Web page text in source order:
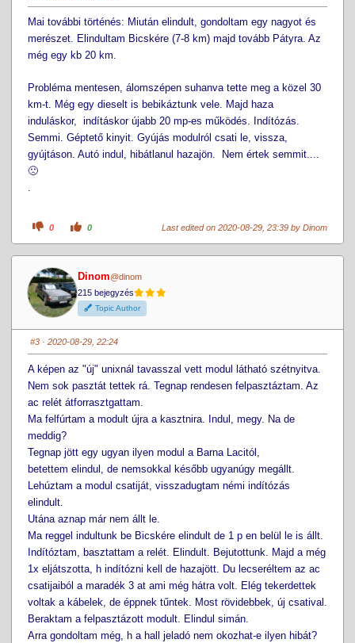
Mai további történés: Miután elindult, gondoltam egy nagyot és
merészet. Elindultam Bicskére (7-8 km) majd tovább Pátyra. Az
még egy kb 20 km.
Probléma mentesen, álomszépen suhanva tette meg a közel 30
km-t. Még egy dieselt is bebikáztunk vele. Majd haza
induláskor, indításkor újabb 20 mp-es működés. Indítózás.
Semmi. Géptető kinyit. Gyújás modulról csati le, vissza,
gyújtáson. Autó indul, hibátlanul hazajön. Nem értek semmit....
🙁
C
i
f
o
r
t
h
u
m
b
d
o
w
n
0
C
i
o
t
h
u
b
s
u
p
.
0 Last edited on 2020-08-29, 23:39 by Dinom
Dinom@dinom
215 bejegyzés
Topic Author
#3 · 2020-08-29, 22:24
A képen az "új" unixnál tavasszal vett modul látható szétnyitva.
Nem sok pasztát tettek rá. Tegnap rendesen felpasztáztam. Az
ac relét átforrasztgattam.
Ma felfúrtam a modult újra a kasztnira. Indul, megy. Na de
meddig?
Tegnap jött egy ugyan ilyen modul a Barna Lacitól,
betettem elindul, de nemsokkal később ugyanúgy megállt.
Lehúztam a modul csatiját, visszadugtam némi indítózás
elindult.
Utána aznap már nem állt le.
Ma reggel indultunk be Bicskére elindult de 1 p en belül le is állt.
Indítóztam, basztattam a relét. Elindult. Bejutottunk. Majd a még
1x eljátszotta, h indítózni kell de hazajött. Du lecseréltem az ac
csatijaiból a maradék 3 at ami még hátra volt. Elég tekerdettek
voltak a kábelek, de éppnek tűntek. Most rövidebbek, új csatival.
Beraktam a felpasztázott modult. Elindul simán.
Arra gondoltam még, h a hall jeladó nem okozhat-e ilyen hibát?